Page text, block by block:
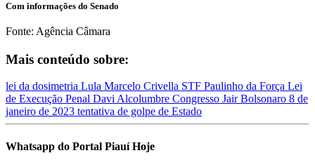
Com informações do Senado
Fonte: Agência Câmara
Mais conteúdo sobre:
lei da dosimetria Lula Marcelo Crivella STF Paulinho da Força Lei
de Execução Penal Davi Alcolumbre Congresso Jair Bolsonaro 8 de
janeiro de 2023 tentativa de golpe de Estado
Whatsapp do Portal Piauí Hoje